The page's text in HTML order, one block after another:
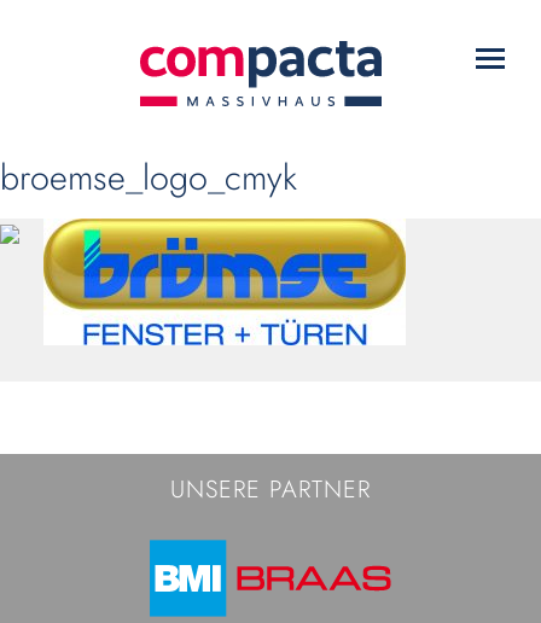
WARUM COMPACTA?
HAUSTYPEN
SERVICE
DOWNLOADS
KONTAKT
broemse_logo_cmyk
UNSERE PARTNER